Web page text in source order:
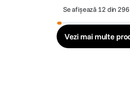
Se afișează 12 din
Vezi mai multe